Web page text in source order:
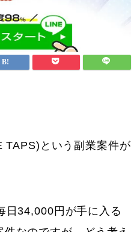
TAPS)という副業案件が
日34,000円が手に入る